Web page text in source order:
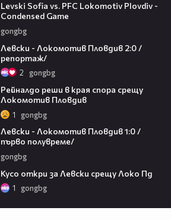
Levski Sofia vs. PFC Lokomotiv Plovdiv -
Condensed Game
gongbg
Левски - Локомотив Пловдив 2:0 /
репортаж/
2 gongbg
Рейналдо реши в края спора срещу
Локомотив Пловдив
1 gongbg
Левски - Локомотив Пловдив 1:0 /
първо полувреме/
gongbg
Кусо откри за Левски срещу Локо Пд
1 gongbg